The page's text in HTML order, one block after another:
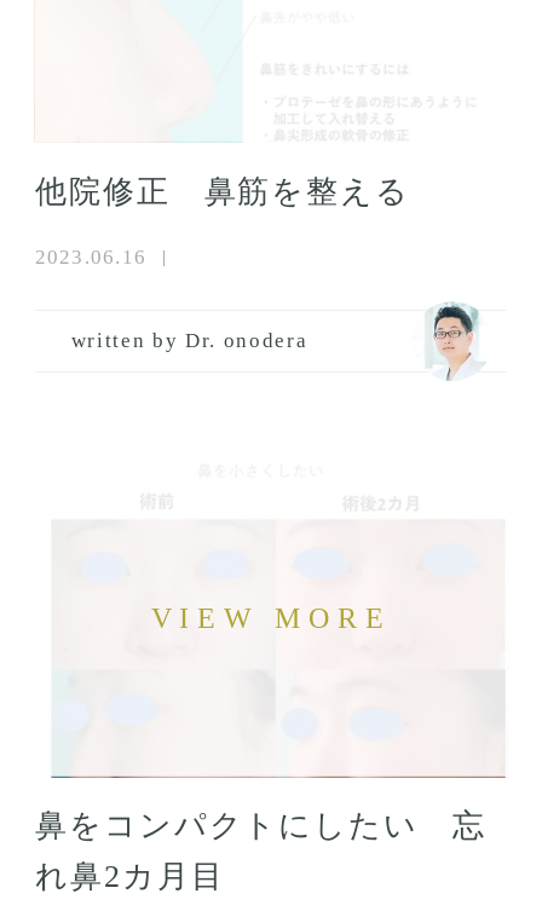
他院修正 鼻筋を整える
2023.06.16
written by Dr. onodera
鼻をコンパクトにしたい 忘
れ鼻2カ月目